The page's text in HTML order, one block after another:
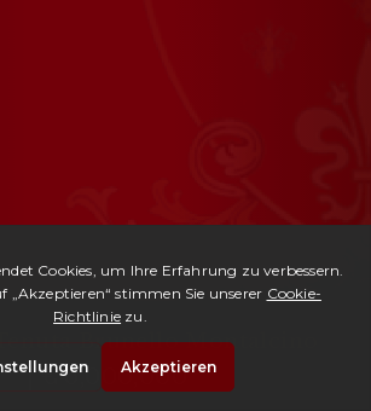
Tenuta Brunello Montalcino
| € 6,000,000